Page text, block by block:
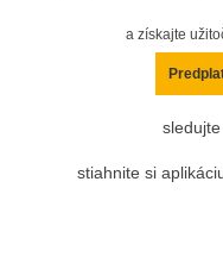
a získajte
stiahnite si